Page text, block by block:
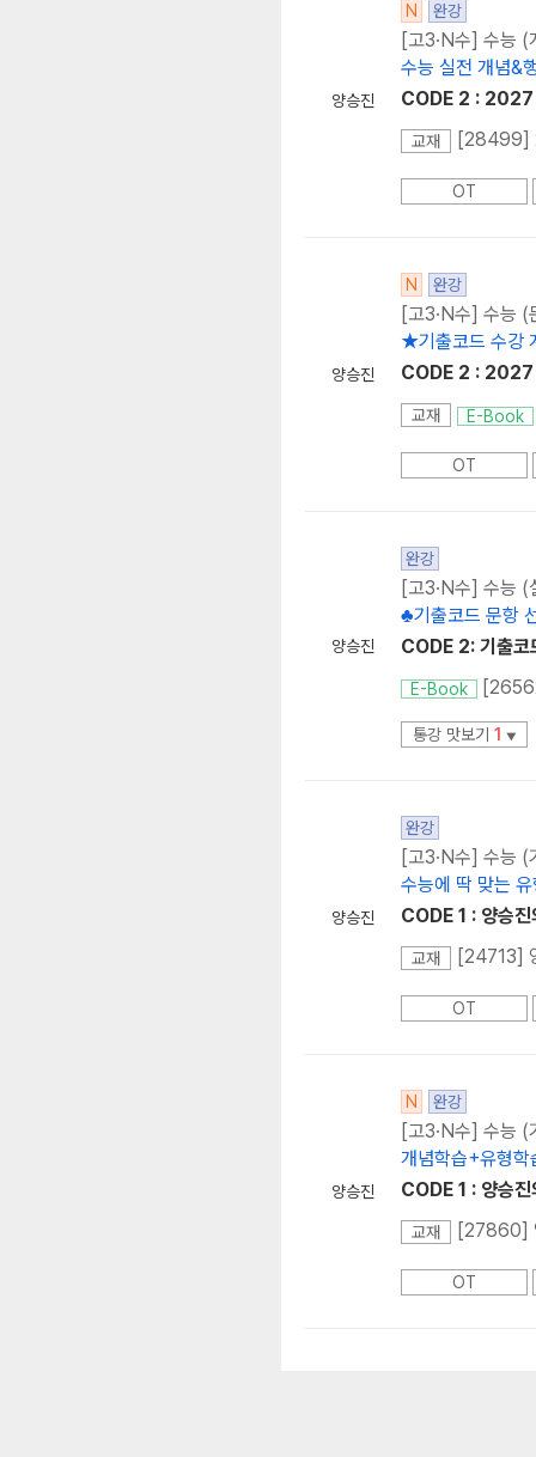
양승진
N 완강
[고3·N수] 수능 (
수능 실전 개념&
CODE 2 : 2027
교재 [28499]
OT
양승진
N 완강
[고3·N수] 수능 (
★기출코드 수강
CODE 2 : 2027
교재 E-Book
OT
양승진
완강
[고3·N수] 수능 (
♣기출코드 문항
CODE 2: 기출
E-Book
통강 맛보기 1 ▼
양승진
완강
[고3·N수] 수능 (
수능에 딱 맞는
CODE 1 : 양승
교재 [24713]
OT
양승진
N 완강
[고3·N수] 수능 (
개념학습+유형학
CODE 1 : 양승
교재 [27860]
OT